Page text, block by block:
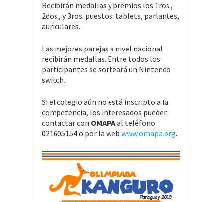
Recibirán medallas y premios los 1ros.,
2dos., y 3ros. puestos: tablets, parlantes,
auriculares.
Las mejores parejas a nivel nacional
recibirán medallas. Entre todos los
participantes se sorteará un Nintendo
switch.
Si el colegio aún no está inscripto a la
competencia, los interesados pueden
contactar con OMAPAal teléfono
021605154 o por la web www.omapa.org.